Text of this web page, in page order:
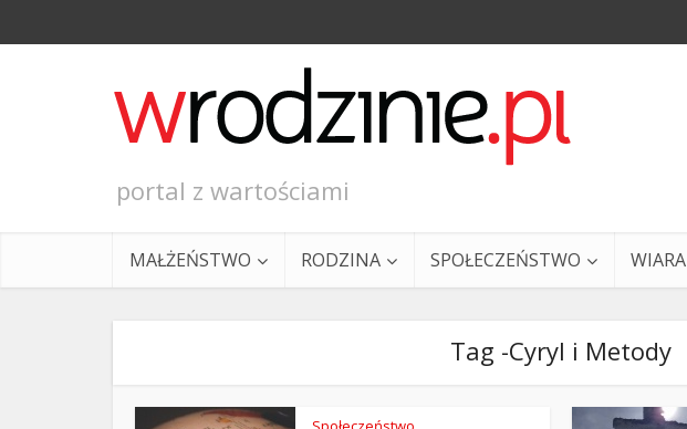
portal z wartościami
MAŁŻEŃSTWO RODZINA SPOŁECZEŃSTWO WIARA
Tag -Cyryl i Metody